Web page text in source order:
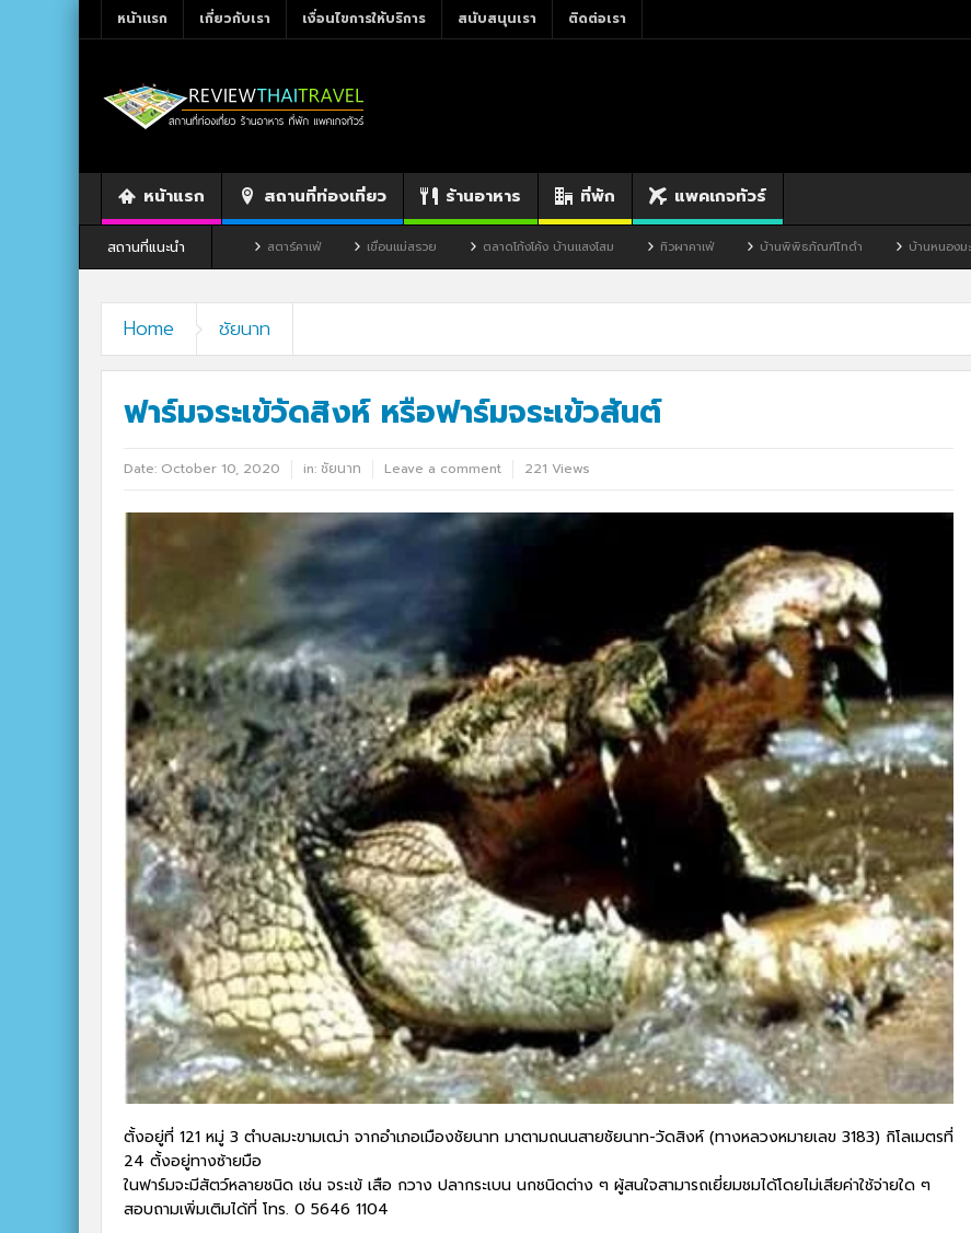
หน้าแรก เกี่ยวกับเรา เงื่อนไขการให้บริการ สนับสนุนเรา ติดต่อเรา
หน้าแรก สถานที่ท่องเที่ยว ร้านอาหาร ที่พัก แพคเกจทัวร์
สถานที่แนะนำ
านอาหาร By แม่แฝด สตาร์คาเฟ่ เขื่อนแม่สรวย ตลาดโก้งโค้ง บ้านแสงโสม ทิวผาคาเฟ่ บ้านพิพิธภัณฑ์ไทดำ บ้านหนองมะจับ บ้านป๊อก
Home ชัยนาท
ฟาร์มจระเข้วัดสิงห์ หรือฟาร์มจระเข้วสันต์
Date: October 10, 2020 in: ชัยนาท Leave a comment 221 Views
ตั้งอยู่ที่ 121 หมู่ 3 ตำบลมะขามเฒ่า จากอำเภอเมืองชัยนาท มาตามถนนสายชัยนาท-วัดสิงห์ (ทางหลวงหมายเลข 3183) กิโลเมตรที่
24 ตั้งอยู่ทางซ้ายมือ
ในฟาร์มจะมีสัตว์หลายชนิด เช่น จระเข้ เสือ กวาง ปลากระเบน นกชนิดต่าง ๆ ผู้สนใจสามารถเยี่ยมชมได้โดยไม่เสียค่าใช้จ่ายใด ๆ
สอบถามเพิ่มเติมได้ที่ โทร. 0 5646 1104